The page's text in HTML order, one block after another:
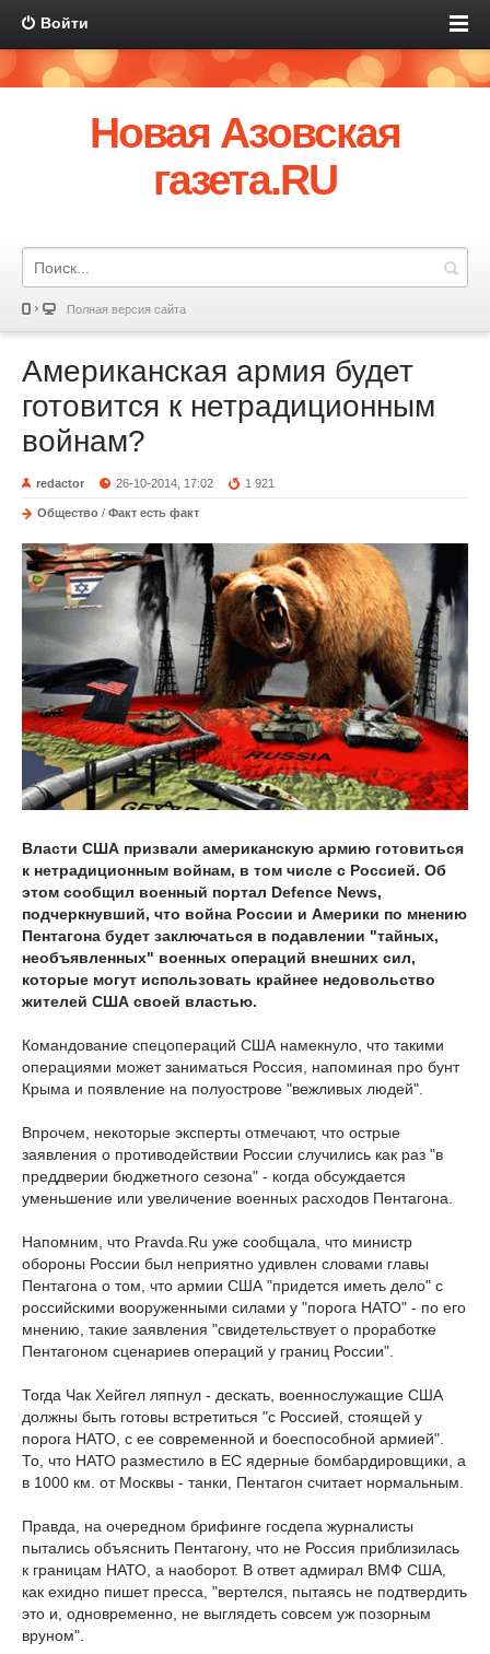
Войти
Новая Азовская
газета.RU
Полная версия сайта
Американская армия будет
готовится к нетрадиционным
войнам?
redactor 26-10-2014, 17:02 1 921
Общество / Факт есть факт
Власти США призвали американскую армию готовиться
к нетрадиционным войнам, в том числе с Россией. Об
этом сообщил военный портал Defence News,
подчеркнувший, что война России и Америки по мнению
Пентагона будет заключаться в подавлении "тайных,
необъявленных" военных операций внешних сил,
которые могут использовать крайнее недовольство
жителей США своей властью.
Командование спецопераций США намекнуло, что такими
операциями может заниматься Россия, напоминая про бунт
Крыма и появление на полуострове "вежливых людей".
Впрочем, некоторые эксперты отмечают, что острые
заявления о противодействии России случились как раз "в
преддверии бюджетного сезона" - когда обсуждается
уменьшение или увеличение военных расходов Пентагона.
Напомним, что Pravda.Ru уже сообщала, что министр
обороны России был неприятно удивлен словами главы
Пентагона о том, что армии США "придется иметь дело" с
российскими вооруженными силами у "порога НАТО" - по его
мнению, такие заявления "свидетельствует о проработке
Пентагоном сценариев операций у границ России".
Тогда Чак Хейгел ляпнул - дескать, военнослужащие США
должны быть готовы встретиться "с Россией, стоящей у
порога НАТО, с ее современной и боеспособной армией".
То, что НАТО разместило в ЕС ядерные бомбардировщики, а
в 1000 км. от Москвы - танки, Пентагон считает нормальным.
Правда, на очередном брифинге госдепа журналисты
пытались объяснить Пентагону, что не Россия приблизилась
к границам НАТО, а наоборот. В ответ адмирал ВМФ США,
как ехидно пишет пресса, "вертелся, пытаясь не подтвердить
это и, одновременно, не выглядеть совсем уж позорным
вруном".